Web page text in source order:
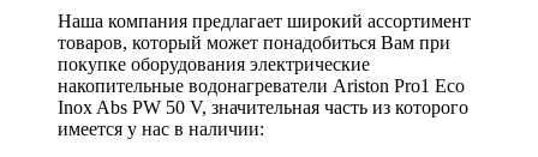
Наша компания предлагает широкий ассортимент
товаров, который может понадобиться Вам при
покупке оборудования электрические
накопительные водонагреватели Ariston Pro1 Eco
Inox Abs PW 50 V, значительная часть из которого
имеется у нас в наличии: